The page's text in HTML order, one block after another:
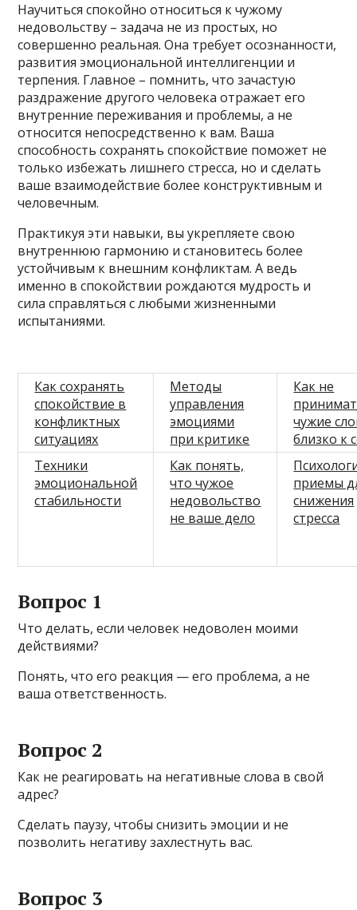
Научиться спокойно относиться к чужому
недовольству – задача не из простых, но
совершенно реальная. Она требует осознанности,
развития эмоциональной интеллигенции и
терпения. Главное – помнить, что зачастую
раздражение другого человека отражает его
внутренние переживания и проблемы, а не
относится непосредственно к вам. Ваша
способность сохранять спокойствие поможет не
только избежать лишнего стресса, но и сделать
ваше взаимодействие более конструктивным и
человечным.
Практикуя эти навыки, вы укрепляете свою
внутреннюю гармонию и становитесь более
устойчивым к внешним конфликтам. А ведь
именно в спокойствии рождаются мудрость и
сила справляться с любыми жизненными
испытаниями.
Как сохранять
спокойствие в
конфликтных
ситуациях
Методы
управления
эмоциями
при критике
Как не
чужие
близко к
Техники
эмоциональной
стабильности
Как понять,
что чужое
недовольство
не ваше дело
приемы
снижения
стресса
Вопрос 1
Что делать, если человек недоволен моими
действиями?
Понять, что его реакция — его проблема, а не
ваша ответственность.
Вопрос 2
Как не реагировать на негативные слова в свой
адрес?
Сделать паузу, чтобы снизить эмоции и не
позволить негативу захлестнуть вас.
Вопрос 3